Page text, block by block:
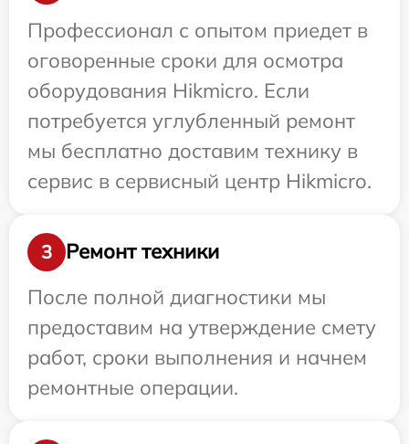
Профессионал с опытом приедет в
оговоренные сроки для осмотра
оборудования Hikmicro. Если
потребуется углубленный ремонт
мы бесплатно доставим технику в
сервис в сервисный центр Hikmicro.
3
Ремонт техники
После полной диагностики мы
предоставим на утверждение смету
работ, сроки выполнения и начнем
ремонтные операции.